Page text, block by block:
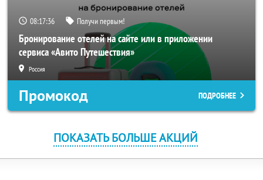
08:17:35 Получи первым!
Бронирование отелей на сайте или в приложении
сервиса «Авито Путешествия»
Россия
Промокод ПОДРОБНЕЕ
ПОКАЗАТЬ БОЛЬШЕ АКЦИЙ